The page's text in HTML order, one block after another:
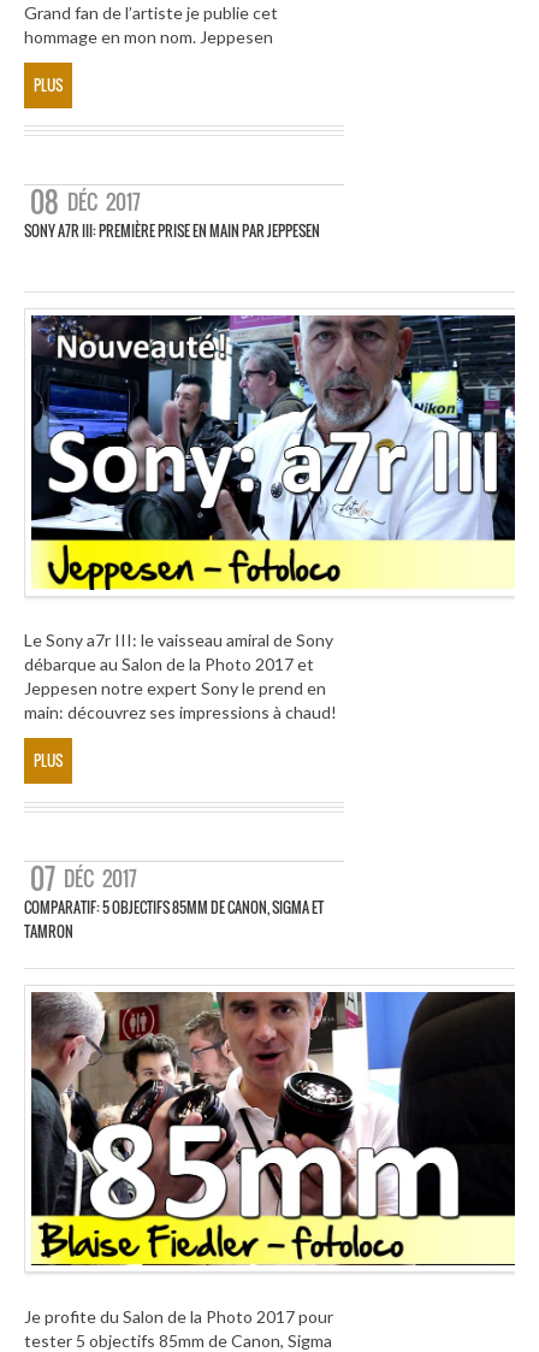
Grand fan de l’artiste je publie cet
hommage en mon nom. Jeppesen
PLUS
08 DÉC 2017
SONY A7R III: PREMIÈRE PRISE EN MAIN PAR JEPPESEN
Le Sony a7r III: le vaisseau amiral de Sony
débarque au Salon de la Photo 2017 et
Jeppesen notre expert Sony le prend en
main: découvrez ses impressions à chaud!
PLUS
07 DÉC 2017
COMPARATIF: 5 OBJECTIFS 85MM DE CANON, SIGMA ET
TAMRON
Je profite du Salon de la Photo 2017 pour
tester 5 objectifs 85mm de Canon, Sigma